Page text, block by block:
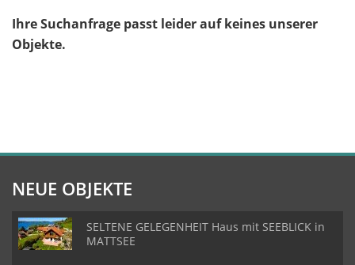
Ihre Suchanfrage passt leider auf keines unserer
Objekte.
NEUE OBJEKTE
SELTENE GELEGENHEIT Haus mit SEEBLICK in
MATTSEE